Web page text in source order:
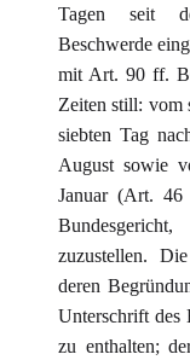
Tagen seit
Beschwerde
mit Art. 90 ff.
Zeiten still: vom
siebten Tag
August sowie
Januar (Art. 46
zuzustellen.
deren
Unterschrift des
zu enthalten;